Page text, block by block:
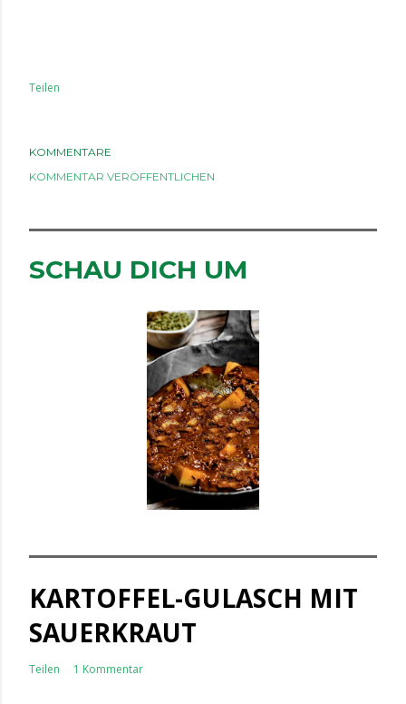
Teilen
KOMMENTARE
KOMMENTAR VERÖFFENTLICHEN
SCHAU DICH UM
KARTOFFEL-GULASCH MIT
SAUERKRAUT
Teilen 1 Kommentar